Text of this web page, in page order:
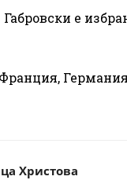
Габровски е
Христова